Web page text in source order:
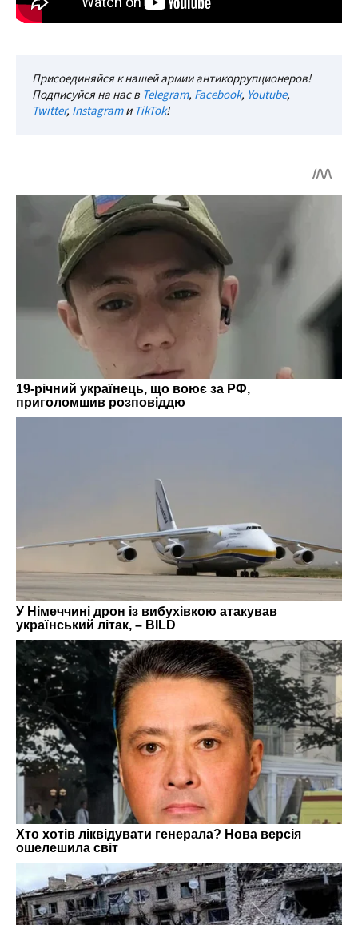
Присоединяйся к нашей армии антикоррупционеров!
Подписуйся на нас в Telegram, Facebook, Youtube,
Twitter, InstagramиTikTok!